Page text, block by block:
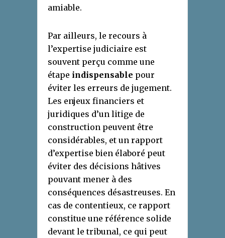
amiable.
Par ailleurs, le recours à
l’expertise judiciaire est
souvent perçu comme une
étape indispensable pour
éviter les erreurs de jugement.
Les enjeux financiers et
juridiques d’un litige de
construction peuvent être
considérables, et un rapport
d’expertise bien élaboré peut
éviter des décisions hâtives
pouvant mener à des
conséquences désastreuses. En
cas de contentieux, ce rapport
constitue une référence solide
devant le tribunal, ce qui peut